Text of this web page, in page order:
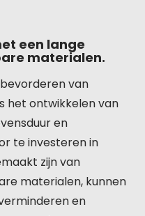
een lange
materialen.
van
het ontwikkelen van
en
te investeren in
zijn van
materialen, kunnen
en